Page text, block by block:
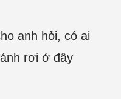
anh hỏi, có ai
rơi ở đây